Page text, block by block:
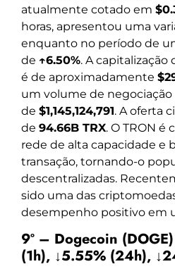
atualmente cotado em
horas, apresentou uma
enquanto no período de
de ↑6.50%. A capitalização
é de aproximadamente
um volume de negociação
de $1,145,124,791. A oferta
de 94.66B TRX. O TRON é
rede de alta capacidade e
transação, tornando-o
descentralizadas.
sido uma das
desempenho positivo em
9º – Dogecoin
(1h), ↓5.55% (24h),